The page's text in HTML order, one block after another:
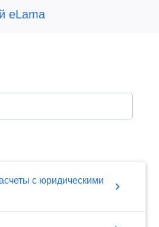
eLama
с юридическими
chevron_right